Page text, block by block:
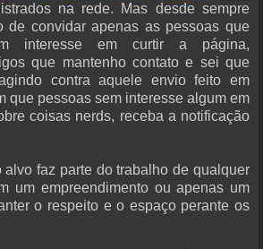
na rede. Mas desde sempre
de convidar apenas as pessoas que
interesse em curtir a página,
que mantenho contato e sei que
contra aquele envio feito em
que pessoas sem interesse algum em
coisas nerds, receba a notificação
alvo faz parte do trabalho de qualquer
um empreendimento ou apenas um
o respeito e o espaço perante os